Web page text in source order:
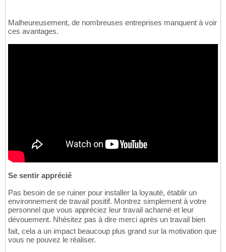
Malheureusement, de nombreuses entreprises manquent à voir
ces avantages.
Se sentir apprécié
Pas besoin de se ruiner pour installer la loyauté, établir un
environnement de travail positif. Montrez simplement à votre
personnel que vous appréciez leur travail acharné et leur
dévouement. Nhésitez pas à dire merci après un travail bien
fait, cela a un impact beaucoup plus grand sur la motivation que
vous ne pouvez le réaliser.